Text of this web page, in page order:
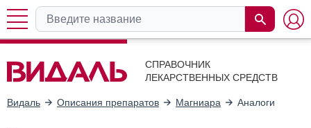
СПРАВОЧНИК
ЛЕКАРСТВЕННЫХ СРЕДСТВ
Видаль Описания препаратов Магниара Аналоги